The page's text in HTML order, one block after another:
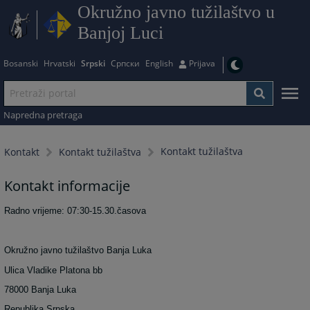
Okružno javno tužilaštvo u
Banjoj Luci
Bosanski Hrvatski Srpski Српски English Prijava
Napredna pretraga
Kontakt Kontakt tužilaštva Kontakt tužilaštva
Kontakt informacije
Radno vrijeme: 07:30-15.30.časova
Okružno javno tužilaštvo Banja Luka
Ulica Vladike Platona bb
78000 Banja Luka